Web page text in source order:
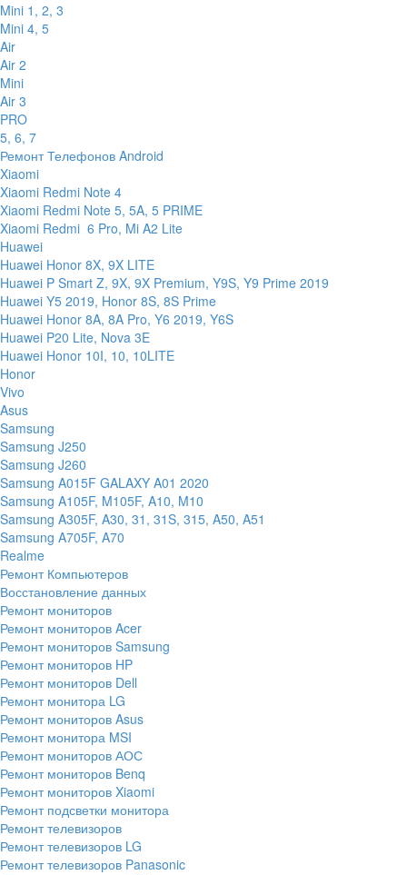
Mini 1, 2, 3
Mini 4, 5
Air
Air 2
Mini
Air 3
PRO
5, 6, 7
Ремонт Телефонов Android
Xiaomi
Xiaomi Redmi Note 4
Xiaomi Redmi Note 5, 5A, 5 PRIME
Xiaomi Redmi 6 Pro, Mi A2 Lite
Huawei
Huawei Honor 8X, 9X LITE
Huawei P Smart Z, 9X, 9X Premium, Y9S, Y9 Prime 2019
Huawei Y5 2019, Honor 8S, 8S Prime
Huawei Honor 8A, 8A Pro, Y6 2019, Y6S
Huawei P20 Lite, Nova 3E
Huawei Honor 10I, 10, 10LITE
Honor
Vivo
Asus
Samsung
Samsung J250
Samsung J260
Samsung A015F GALAXY A01 2020
Samsung A105F, M105F, A10, M10
Samsung A305F, A30, 31, 31S, 315, A50, A51
Samsung A705F, A70
Realme
Ремонт Компьютеров
Восстановление данных
Ремонт мониторов
Ремонт мониторов Acer
Ремонт мониторов Samsung
Ремонт мониторов HP
Ремонт мониторов Dell
Ремонт монитора LG
Ремонт мониторов Asus
Ремонт монитора MSI
Ремонт мониторов АОС
Ремонт мониторов Benq
Ремонт мониторов Xiaomi
Ремонт подсветки монитора
Ремонт телевизоров
Ремонт телевизоров LG
Ремонт телевизоров Panasonic